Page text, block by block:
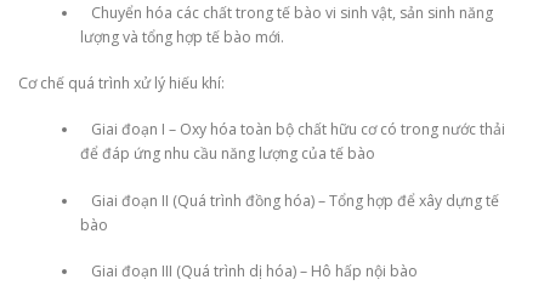
Chuyển hóa các chất trong tế bào vi sinh vật, sản sinh năng
lượng và tổng hợp tế bào mới.
Cơ chế quá trình xử lý hiếu khí:
Giai đoạn I – Oxy hóa toàn bộ chất hữu cơ có trong nước thải
để đáp ứng nhu cầu năng lượng của tế bào
Giai đoạn II (Quá trình đồng hóa) – Tổng hợp để xây dựng tế
bào
Giai đoạn III (Quá trình dị hóa) – Hô hấp nội bào